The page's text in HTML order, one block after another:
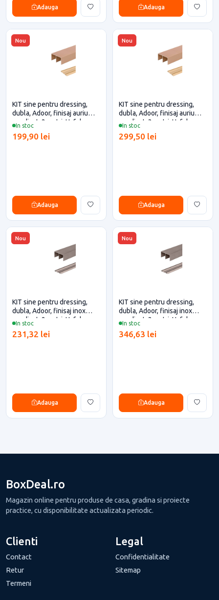
Adauga Adauga
Nou
In stoc
KIT sine pentru dressing,
dubla, Adoor, finisaj auriu
anodizat, 2 metri, Hafele
199,90 lei
Adauga
Nou
In stoc
KIT sine pentru dressing,
dubla, Adoor, finisaj auriu
anodizat, 3 metri, Hafele
299,50 lei
Adauga
Nou
In stoc
KIT sine pentru dressing,
dubla, Adoor, finisaj inox
anodizat, 2 metri, Hafele
231,32 lei
Adauga
Nou
In stoc
KIT sine pentru dressing,
dubla, Adoor, finisaj inox
anodizat, 3 metri, Hafele
346,63 lei
Adauga
BoxDeal.ro
Magazin online pentru produse de casa, gradina si proiecte
practice, cu disponibilitate actualizata periodic.
Clienti
Contact
Retur
Termeni
Legal
Confidentialitate
Sitemap